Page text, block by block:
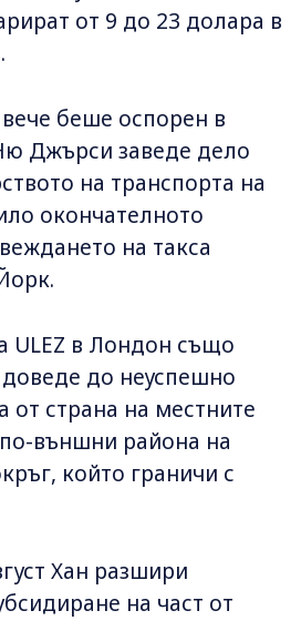
от 9 до 23 долара в
беше оспорен в
Джърси заведе дело
на транспорта на
окончателното
на такса
ULEZ в Лондон също
до неуспешно
от страна на местните
външни района на
който граничи с
Хан разшири
на част от